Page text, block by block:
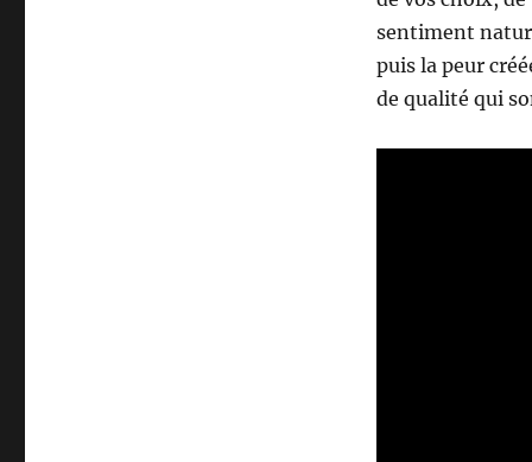
sentiment
puis la peur
de qualité qui